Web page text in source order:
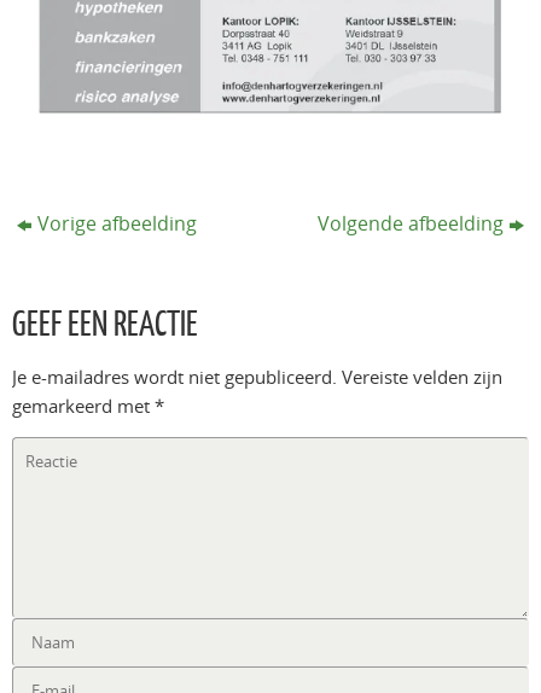
Vorige afbeelding Volgende afbeelding
GEEF EEN REACTIE
Je e-mailadres wordt niet gepubliceerd. Vereiste velden zijn
gemarkeerd met *